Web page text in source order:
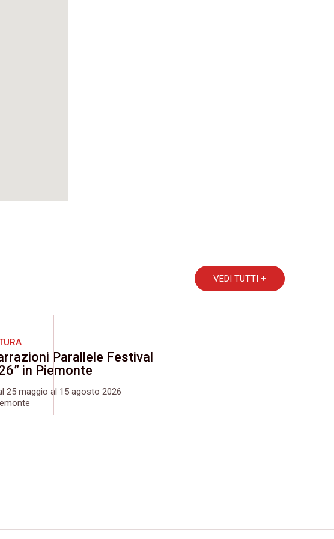
VEDI TUTTI +
Parallele Festival
in Piemonte
25 maggio al 15 agosto 2026